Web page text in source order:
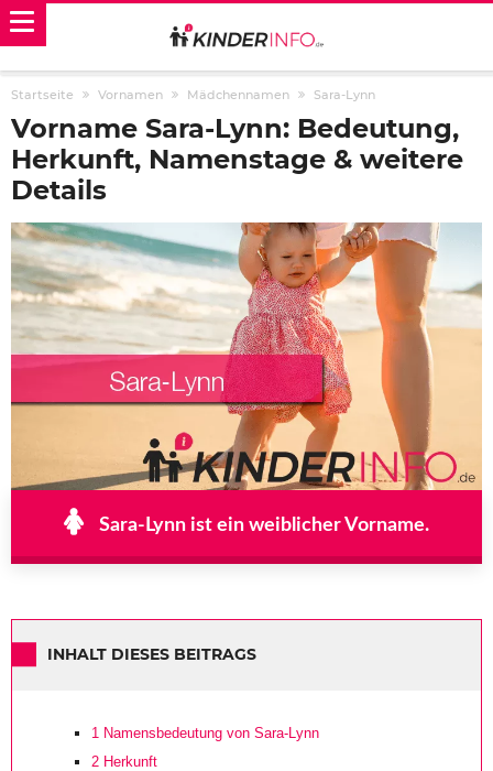
Startseite Vornamen Mädchennamen Sara-Lynn
Vorname Sara-Lynn: Bedeutung,
Herkunft, Namenstage & weitere
Details
Sara-Lynn ist ein weiblicher Vorname.
INHALT DIESES BEITRAGS
1 Namensbedeutung von Sara-Lynn
2 Herkunft